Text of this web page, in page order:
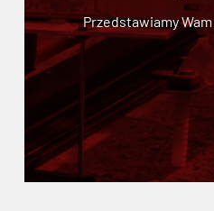
Przedstawiamy